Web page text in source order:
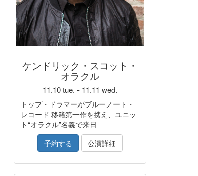
ケンドリック・スコット・
オラクル
11.10 tue. - 11.11 wed.
トップ・ドラマーがブルーノート・
レコード 移籍第一作を携え、ユニッ
ト“オラクル”名義で来日
予約する
公演詳細